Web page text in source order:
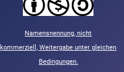
Namensnennung,nicht
kommerziell,Weitergabe unter gleichen
Bedingungen.